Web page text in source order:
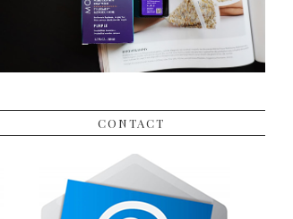
CONTACT